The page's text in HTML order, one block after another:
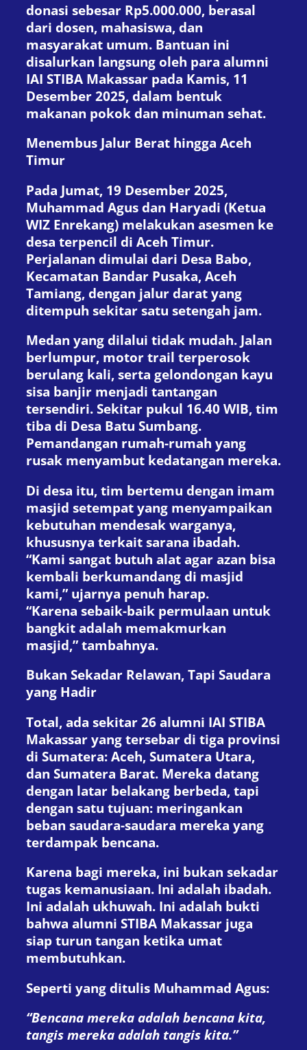
donasi sebesar Rp5.000.000, berasal
dari dosen, mahasiswa, dan
masyarakat umum. Bantuan ini
disalurkan langsung oleh para alumni
IAI STIBA Makassar pada Kamis, 11
Desember 2025, dalam bentuk
makanan pokok dan minuman sehat.
Menembus Jalur Berat hingga Aceh
Timur
Pada Jumat, 19 Desember 2025,
Muhammad Agus dan Haryadi (Ketua
WIZ Enrekang) melakukan asesmen ke
desa terpencil di Aceh Timur.
Perjalanan dimulai dari Desa Babo,
Kecamatan Bandar Pusaka, Aceh
Tamiang, dengan jalur darat yang
ditempuh sekitar satu setengah jam.
Medan yang dilalui tidak mudah. Jalan
berlumpur, motor trail terperosok
berulang kali, serta gelondongan kayu
sisa banjir menjadi tantangan
tersendiri. Sekitar pukul 16.40 WIB, tim
tiba di Desa Batu Sumbang.
Pemandangan rumah-rumah yang
rusak menyambut kedatangan mereka.
Di desa itu, tim bertemu dengan imam
masjid setempat yang menyampaikan
kebutuhan mendesak warganya,
khususnya terkait sarana ibadah.
“Kami sangat butuh alat agar azan bisa
kembali berkumandang di masjid
kami,” ujarnya penuh harap.
“Karena sebaik-baik permulaan untuk
bangkit adalah memakmurkan
masjid,” tambahnya.
Bukan Sekadar Relawan, Tapi Saudara
yang Hadir
Total, ada sekitar 26 alumni IAI STIBA
Makassar yang tersebar di tiga provinsi
di Sumatera: Aceh, Sumatera Utara,
dan Sumatera Barat. Mereka datang
dengan latar belakang berbeda, tapi
dengan satu tujuan: meringankan
beban saudara-saudara mereka yang
terdampak bencana.
Karena bagi mereka, ini bukan sekadar
tugas kemanusiaan. Ini adalah ibadah.
Ini adalah ukhuwah. Ini adalah bukti
bahwa alumni STIBA Makassar juga
siap turun tangan ketika umat
membutuhkan.
Seperti yang ditulis Muhammad Agus:
“Bencana mereka adalah bencana kita,
tangis mereka adalah tangis kita.”